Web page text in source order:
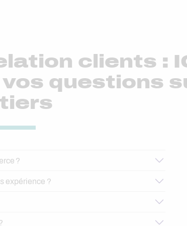
clients :
questions
?
expérience ?